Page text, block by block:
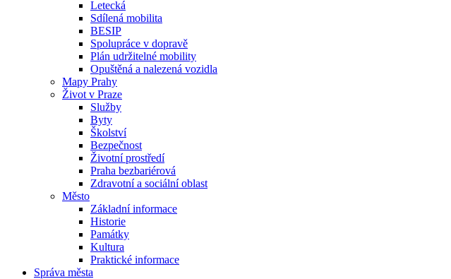
Letecká
Sdílená mobilita
BESIP
Spolupráce v dopravě
Plán udržitelné mobility
Opuštěná a nalezená vozidla
Mapy Prahy
Život v Praze
Služby
Byty
Školství
Bezpečnost
Životní prostředí
Praha bezbariérová
Zdravotní a sociální oblast
Město
Základní informace
Historie
Památky
Kultura
Praktické informace
Správa města